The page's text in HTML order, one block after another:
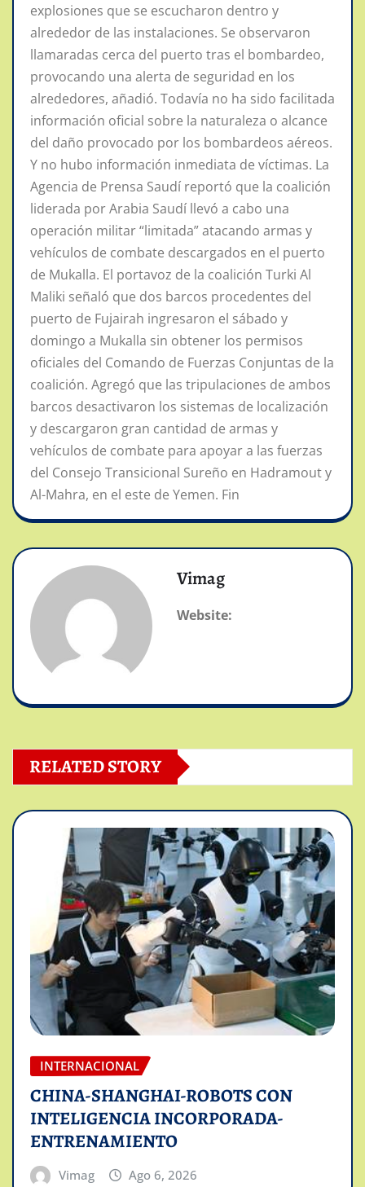
explosiones que se escucharon dentro y
alrededor de las instalaciones. Se observaron
llamaradas cerca del puerto tras el bombardeo,
provocando una alerta de seguridad en los
alrededores, añadió. Todavía no ha sido facilitada
información oficial sobre la naturaleza o alcance
del daño provocado por los bombardeos aéreos.
Y no hubo información inmediata de víctimas. La
Agencia de Prensa Saudí reportó que la coalición
liderada por Arabia Saudí llevó a cabo una
operación militar “limitada” atacando armas y
vehículos de combate descargados en el puerto
de Mukalla. El portavoz de la coalición Turki Al
Maliki señaló que dos barcos procedentes del
puerto de Fujairah ingresaron el sábado y
domingo a Mukalla sin obtener los permisos
oficiales del Comando de Fuerzas Conjuntas de la
coalición. Agregó que las tripulaciones de ambos
barcos desactivaron los sistemas de localización
y descargaron gran cantidad de armas y
vehículos de combate para apoyar a las fuerzas
del Consejo Transicional Sureño en Hadramout y
Al-Mahra, en el este de Yemen. Fin
Vimag
Website:
RELATED STORY
INTERNACIONAL
CHINA-SHANGHAI-ROBOTS CON
INTELIGENCIA INCORPORADA-
ENTRENAMIENTO
Vimag Ago 6, 2026